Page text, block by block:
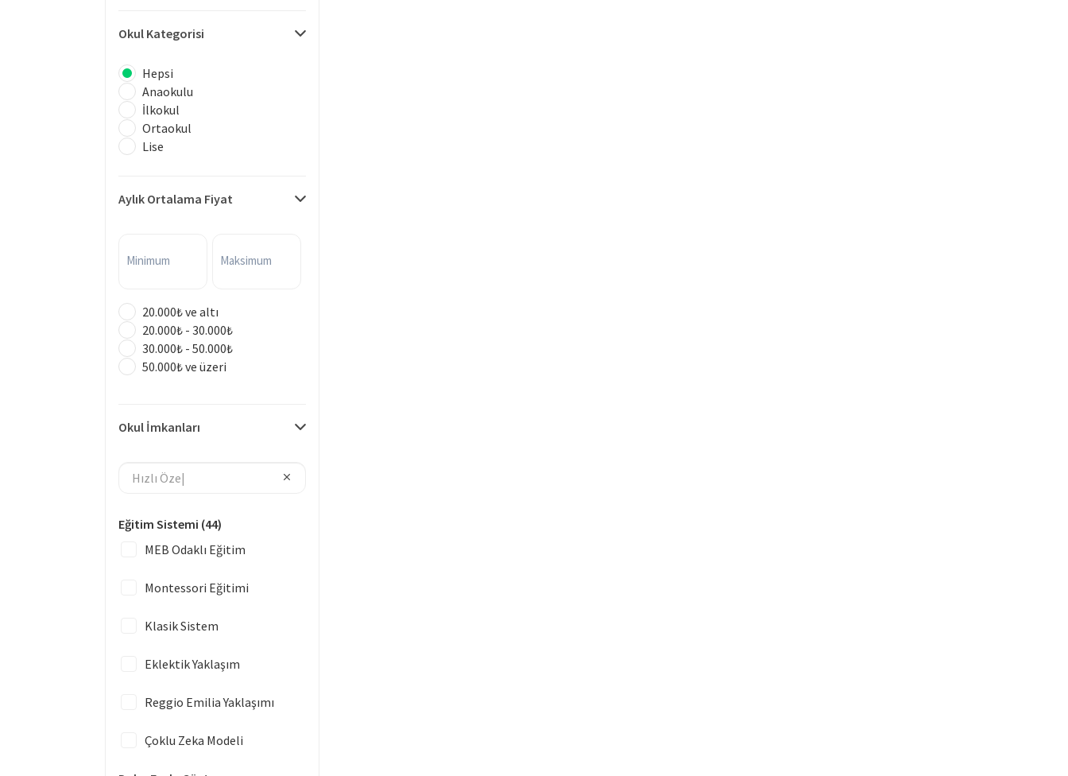
Okul Kategorisi
Hepsi
Anaokulu
İlkokul
Ortaokul
Lise
Aylık Ortalama Fiyat
Minimum Maksimum
20.000₺ ve altı
20.000₺ - 30.000₺
30.000₺ - 50.000₺
50.000₺ ve üzeri
Okul İmkanları
Eğitim Sistemi (44)
MEB Odaklı Eğitim
Montessori Eğitimi
Klasik Sistem
Eklektik Yaklaşım
Reggio Emilia Yaklaşımı
Çoklu Zeka Modeli